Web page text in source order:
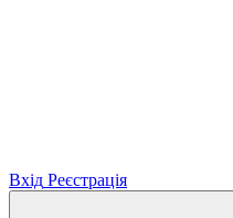
Вхід Реєстрація